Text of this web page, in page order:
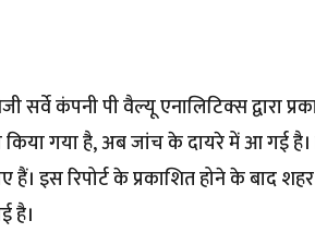
सर्वे कंपनी पी वैल्यू एनालिटिक्स द्वारा
किया गया है, अब जांच के दायरे में आ गई
हैं। इस रिपोर्ट के प्रकाशित होने के बाद
है।